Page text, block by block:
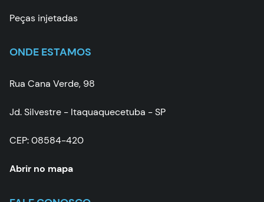
Peças injetadas
ONDE ESTAMOS
Rua Cana Verde, 98
Jd. Silvestre - Itaquaquecetuba - SP
CEP: 08584-420
Abrir no mapa